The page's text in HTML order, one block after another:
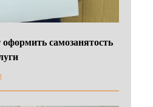
самозанятость